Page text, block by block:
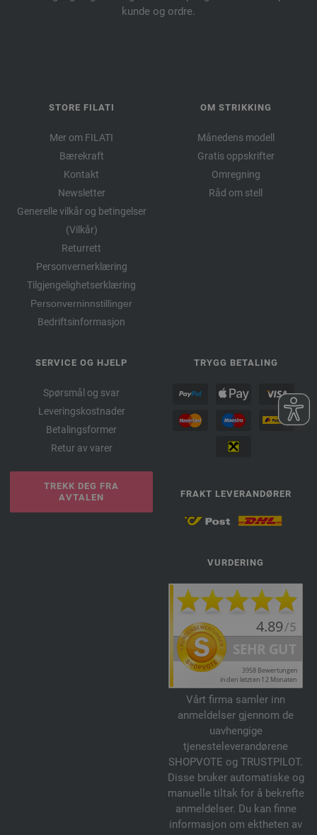
kunde og ordre.
STORE FILATI
Mer om FILATI
Bærekraft
Kontakt
Newsletter
Generelle vilkår og betingelser
(Vilkår)
Returrett
Personvernerklæring
Tilgjengelighetserklæring
Personverninnstillinger
Bedriftsinformasjon
OM STRIKKING
Månedens modell
Gratis oppskrifter
Omregning
Råd om stell
SERVICE OG HJELP
Spørsmål og svar
Leveringskostnader
Betalingsformer
Retur av varer
TREKK DEG FRA
AVTALEN
TRYGG BETALING
FRAKT LEVERANDØRER
VURDERING
Vårt firma samler inn
anmeldelser gjennom de
uavhengige
tjenesteleverandørene
SHOPVOTE og TRUSTPILOT.
Disse bruker automatiske og
manuelle tiltak for å bekrefte
anmeldelser. Du kan finne
informasjon om ektheten av